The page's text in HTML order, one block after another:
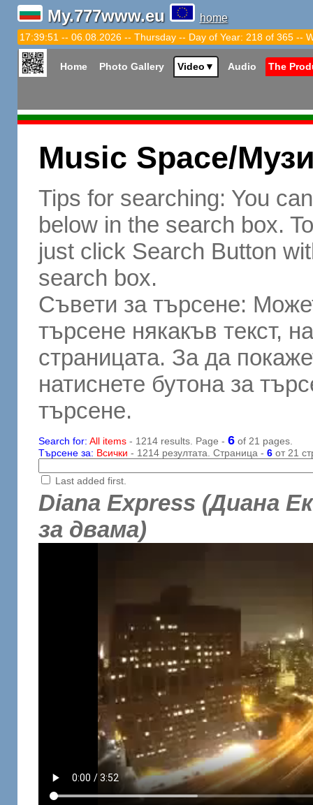
My.777www.eu home
17:39:52 -- 06.08.2026 -- Thursday -- Day of Year: 218 of 365 --
Home Photo Gallery Video ▼ Audio The
Music Space/
Tips for searching: You
below in the search box.
just click Search Button
search box.
Съвети за търсене:
търсене някакъв текст,
страницата. За да
натиснете бутона за
търсене.
Search for: All items- 1214 results. Page - 6of 21 pages.
Търсене за: Всички - 1214 резултата. Страница - 6от 21
Last added first.
Diana Express (Диана
за двама)